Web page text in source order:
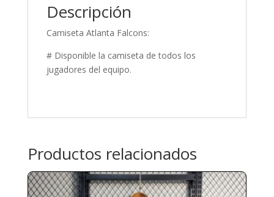
Descripción
Camiseta Atlanta Falcons:
# Disponible la camiseta de todos los
jugadores del equipo.
Productos relacionados